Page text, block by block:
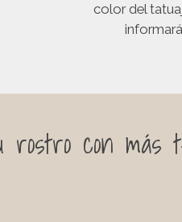
color del
con más